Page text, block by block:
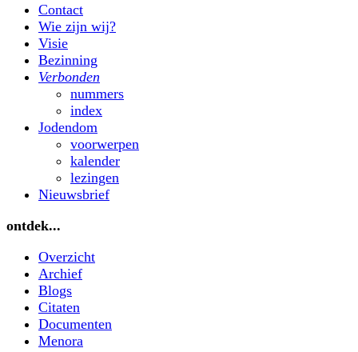
Contact
Wie zijn wij?
Visie
Bezinning
Verbonden
nummers
index
Jodendom
voorwerpen
kalender
lezingen
Nieuwsbrief
ontdek...
Overzicht
Archief
Blogs
Citaten
Documenten
Menora